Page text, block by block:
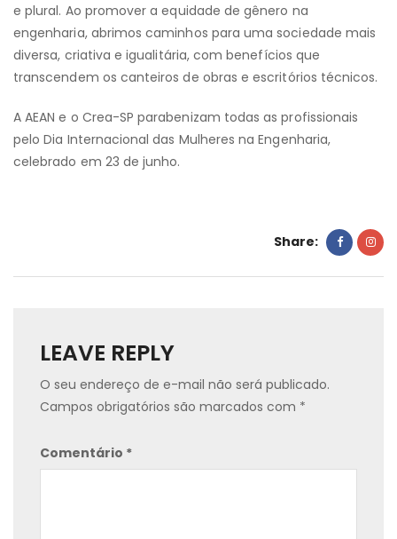
e plural. Ao promover a equidade de gênero na
engenharia, abrimos caminhos para uma sociedade mais
diversa, criativa e igualitária, com benefícios que
transcendem os canteiros de obras e escritórios técnicos.
A AEAN e o Crea-SP parabenizam todas as profissionais
pelo Dia Internacional das Mulheres na Engenharia,
celebrado em 23 de junho.
Share:
LEAVE REPLY
O seu endereço de e-mail não será publicado.
Campos obrigatórios são marcados com *
Comentário *